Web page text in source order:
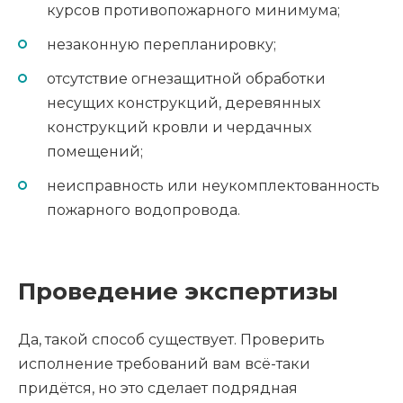
курсов противопожарного минимума;
незаконную перепланировку;
отсутствие огнезащитной обработки
несущих конструкций, деревянных
конструкций кровли и чердачных
помещений;
неисправность или неукомплектованность
пожарного водопровода.
Проведение экспертизы
Да, такой способ существует. Проверить
исполнение требований вам всё-таки
придётся, но это сделает подрядная